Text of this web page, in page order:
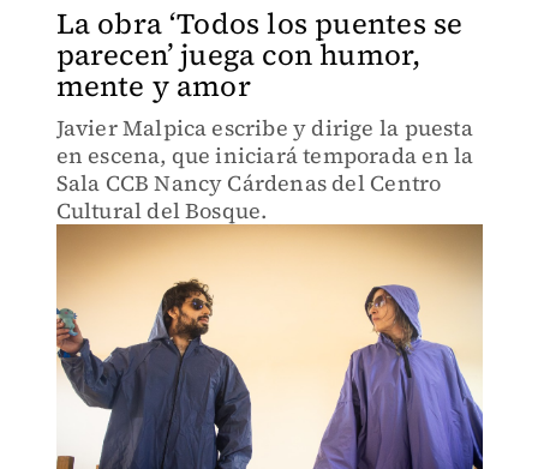
La obra ‘Todos los puentes se
parecen’ juega con humor,
mente y amor
Javier Malpica escribe y dirige la puesta
en escena, que iniciará temporada en la
Sala CCB Nancy Cárdenas del Centro
Cultural del Bosque.